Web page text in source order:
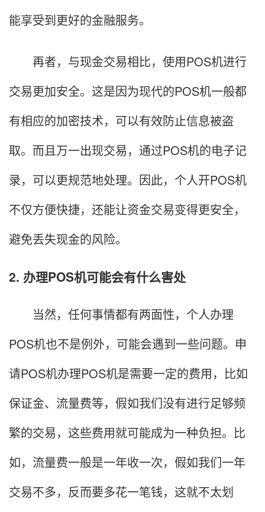
能享受到更好的金融服务。
再者，与现金交易相比，使用POS机进行
交易更加安全。这是因为现代的POS机一般都
有相应的加密技术，可以有效防止信息被盗
取。而且万一出现交易，通过POS机的电子记
录，可以更规范地处理。因此，个人开POS机
不仅方便快捷，还能让资金交易变得更安全，
避免丢失现金的风险。
2. 办理POS机可能会有什么害处
当然，任何事情都有两面性，个人办理
POS机也不是例外，可能会遇到一些问题。申
请POS机办理POS机是需要一定的费用，比如
保证金、流量费等，假如我们没有进行足够频
繁的交易，这些费用就可能成为一种负担。比
如，流量费一般是一年收一次，假如我们一年
交易不多，反而要多花一笔钱，这就不太划